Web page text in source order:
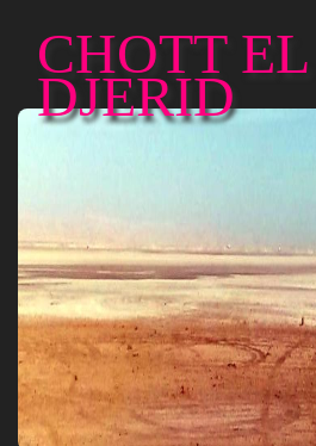
CHOTT EL
DJERID